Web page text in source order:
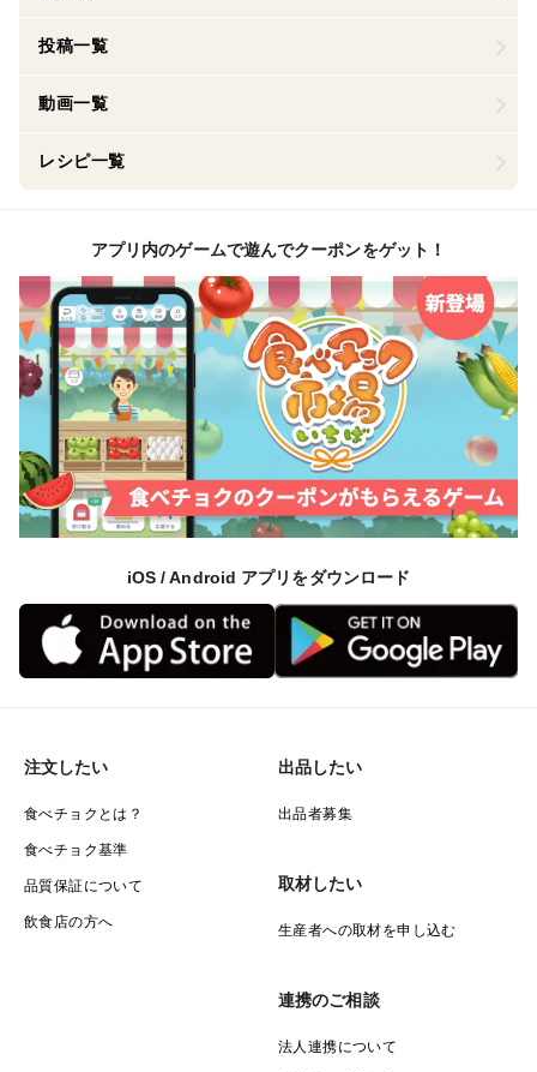
投稿一覧
動画一覧
レシピ一覧
アプリ内のゲームで遊んでクーポンをゲット！
iOS / Android アプリをダウンロード
注文したい
食べチョクとは？
食べチョク基準
品質保証について
飲食店の方へ
出品したい
出品者募集
取材したい
生産者への取材を申し込む
連携のご相談
法人連携について